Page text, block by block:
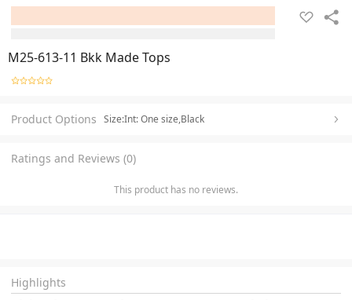
M25-613-11 Bkk Made Tops
Product Options Size:Int: One size,Black
Ratings and Reviews (0)
This product has no reviews.
Highlights